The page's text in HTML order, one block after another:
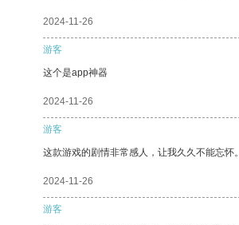
2024-11-26
游客
这个是app神器
2024-11-26
游客
这款游戏的剧情非常感人，让我久久不能忘怀。
2024-11-26
游客